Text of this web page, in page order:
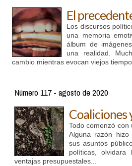
El
Los discursos
una memoria
álbum de
una realidad.
cambio mientras evocan viejos
Número 117 - agosto de 2020
Coaliciones
Todo comenzó con
Alguna razón
sus asuntos
políticas,
ventajas presupuestales...